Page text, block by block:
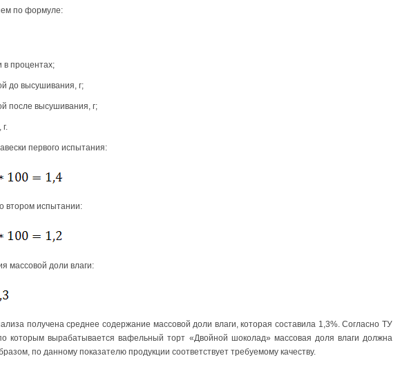
по формуле:
в процентах;
до высушивания, г;
после высушивания, г;
первого испытания:
втором испытании:
массовой доли влаги:
получена среднее содержание массовой доли влаги, которая составила 1,3%. Согласно ТУ
которым вырабатывается вафельный торт «Двойной шоколад» массовая доля влаги должна
по данному показателю продукции соответствует требуемому качеству.